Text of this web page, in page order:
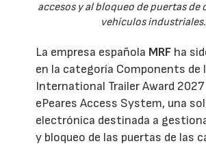
accesos y al bloqueo de puertas de
vehículos industriales.
La empresa española MRF ha
en la categoría Components de
International Trailer Award 2027
ePeares Access System, una
electrónica destinada a
y bloqueo de las puertas de las